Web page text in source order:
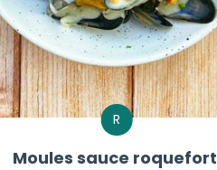
R
Moules sauce roquefort